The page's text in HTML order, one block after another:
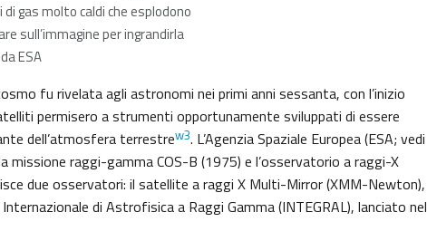
gas molto caldi che esplodono
sull’immagine per ingrandirla
ESA
fu rivelata agli astronomi nei primi anni sessanta, con l’inizio
permisero a strumenti opportunamente sviluppati di essere
dell’atmosfera terrestrew3. L’Agenzia Spaziale Europea (ESA; vedi
missione raggi-gamma COS-B (1975) e l’osservatorio a raggi-X
due osservatori: il satellite a raggi X Multi-Mirror (XMM-Newton),
di Astrofisica a Raggi Gamma (INTEGRAL), lanciato nel